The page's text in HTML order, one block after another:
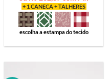
+ 1 CANECA + TALHERES
escolha a estampa do tecido